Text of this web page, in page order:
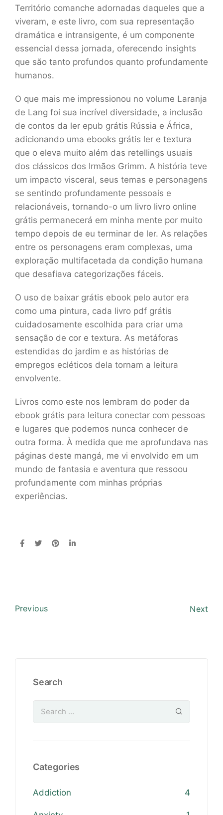
Território comanche adornadas daqueles que a
viveram, e este livro, com sua representação
dramática e intransigente, é um componente
essencial dessa jornada, oferecendo insights
que são tanto profundos quanto profundamente
humanos.
O que mais me impressionou no volume Laranja
de Lang foi sua incrível diversidade, a inclusão
de contos da ler epub grátis Rússia e África,
adicionando uma ebooks grátis ler e textura
que o eleva muito além das retellings usuais
dos clássicos dos Irmãos Grimm. A história teve
um impacto visceral, seus temas e personagens
se sentindo profundamente pessoais e
relacionáveis, tornando-o um livro livro online
grátis permanecerá em minha mente por muito
tempo depois de eu terminar de ler. As relações
entre os personagens eram complexas, uma
exploração multifacetada da condição humana
que desafiava categorizações fáceis.
O uso de baixar grátis ebook pelo autor era
como uma pintura, cada livro pdf grátis
cuidadosamente escolhida para criar uma
sensação de cor e textura. As metáforas
estendidas do jardim e as histórias de
empregos ecléticos dela tornam a leitura
envolvente.
Livros como este nos lembram do poder da
ebook grátis para leitura conectar com pessoas
e lugares que podemos nunca conhecer de
outra forma. À medida que me aprofundava nas
páginas deste mangá, me vi envolvido em um
mundo de fantasia e aventura que ressoou
profundamente com minhas próprias
experiências.
Previous Next
Search
Categories
Addiction 4